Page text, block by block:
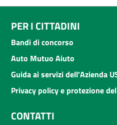
PER I CITTADINI
Bandi di concorso
Auto Mutuo Aiuto
Guida ai servizi dell'Azienda
Privacy policy e protezione
CONTATTI